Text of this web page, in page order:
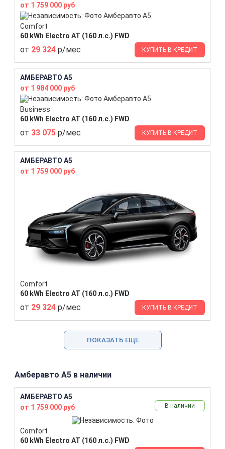
от 1 759 000 руб
Comfort
60 kWh Electro AT (160 л.с.) FWD
от 29 324 р/мес КУПИТЬ В КРЕДИТ
АМБЕРАВТО A5
от 1 984 000 руб
Business
60 kWh Electro AT (160 л.с.) FWD
от 33 075 р/мес КУПИТЬ В КРЕДИТ
АМБЕРАВТО A5
от 1 759 000 руб
Comfort
60 kWh Electro AT (160 л.с.) FWD
от 29 324 р/мес КУПИТЬ В КРЕДИТ
ПОКАЗАТЬ ЕЩЕ
Амберавто A5 в наличии
АМБЕРАВТО A5
от 1 759 000 руб
В наличии
Comfort
60 kWh Electro AT (160 л.с.) FWD